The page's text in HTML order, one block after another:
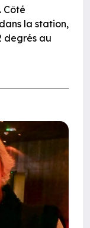
Côté
la station,
degrés au